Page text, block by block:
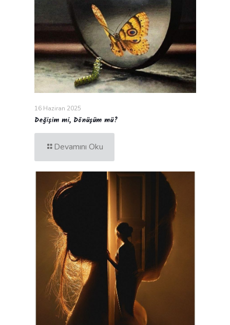
16 Haziran 2025
Değişim mi, Dönüşüm mü?
Devamını Oku